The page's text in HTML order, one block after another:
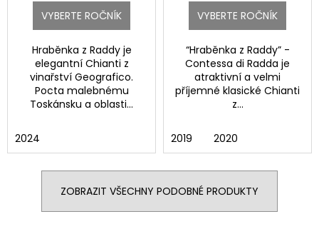
VYBERTE ROČNÍK
Hraběnka z Raddy je
elegantní Chianti z
vinařství Geografico.
Pocta malebnému
Toskánsku a oblasti...
2024
VYBERTE ROČNÍK
“Hraběnka z Raddy” -
Contessa di Radda je
atraktivní a velmi
příjemné klasické Chianti
z...
2019 2020
ZOBRAZIT VŠECHNY PODOBNÉ PRODUKTY